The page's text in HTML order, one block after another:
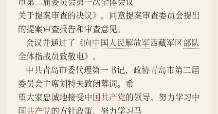
关于提案审查的决议》。同意提案审查委员会提出
的提案审查报告和审查意见。
    会议并通过了《向
中国人民解放军西藏军区部队
全体指战员致敬电》。
委员会主席刘特夫致闭幕词。希
望大家忠诚地接受中国共产党的领导。努力学习中
国共产党的方针政策，努力学习马